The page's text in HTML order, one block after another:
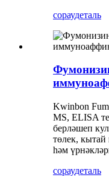
сораудеталь
Kwinbon
MS, ELISA
берләшеп
төлек,
һәм
сораудеталь